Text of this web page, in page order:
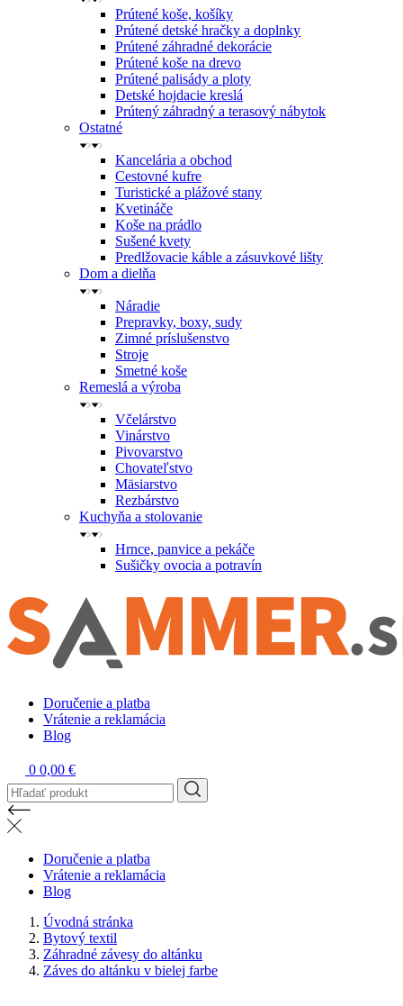
Prútené koše, košíky
Prútené detské hračky a doplnky
Prútené záhradné dekorácie
Prútené koše na drevo
Prútené palisády a ploty
Detské hojdacie kreslá
Prútený záhradný a terasový nábytok
Ostatné
Kancelária a obchod
Cestovné kufre
Turistické a plážové stany
Kvetináče
Koše na prádlo
Sušené kvety
Predlžovacie káble a zásuvkové lišty
Dom a dielňa
Náradie
Prepravky, boxy, sudy
Zimné príslušenstvo
Stroje
Smetné koše
Remeslá a výroba
Včelárstvo
Vinárstvo
Pivovarstvo
Chovateľstvo
Mäsiarstvo
Rezbárstvo
Kuchyňa a stolovanie
Hrnce, panvice a pekáče
Sušičky ovocia a potravín
Doručenie a platba
Vrátenie a reklamácia
Blog
0 0,00 €
Doručenie a platba
Vrátenie a reklamácia
Blog
Úvodná stránka
Bytový textil
Záhradné závesy do altánku
Záves do altánku v bielej farbe